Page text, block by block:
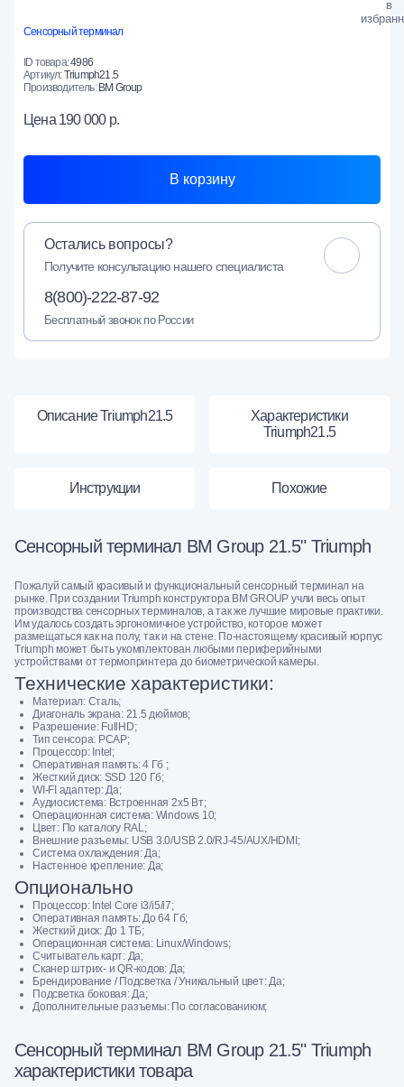
Сенсорный терминал
ID товара:4986
Артикул:Triumph21.5
Производитель: BM Group
Цена 190 000 р.
В корзину
Остались вопросы?
Получите консультацию нашего специалиста
8(800)-222-87-92
Бесплатный звонок по России
Описание Triumph21.5
Характеристики
Triumph21.5
Инструкции Похожие
Сенсорный терминал BM Group 21.5" Triumph
Пожалуй самый красивый и функциональный сенсорный терминал на
рынке. При создании Triumph конструктора BM GROUP учли весь опыт
производства сенсорных терминалов, а так же лучшие мировые практики.
Им удалось создать эргономичное устройство, которое может
размещаться как на полу, так и на стене. По-настоящему красивый корпус
Triumph может быть укомплектован любыми периферийными
устройствами от термопринтера до биометрической камеры.
Технические характеристики:
Материал: Сталь;
Диагональ экрана: 21.5 дюймов;
Разрешение: FullHD;
Тип сенсора: PCAP;
Процессор: Intel;
Оперативная память: 4 Гб ;
Жесткий диск: SSD 120 Гб;
WI-FI адаптер: Да;
Аудиосистема: Встроенная 2х5 Вт;
Операционная система: Windows 10;
Цвет: По каталогу RAL;
Внешние разъемы: USB 3.0/USB 2.0/RJ-45/AUX/HDMI;
Система охлаждения: Да;
Настенное крепление: Да;
Опционально
Процессор: Intel Core i3/i5/i7;
Оперативная память: До 64 Гб;
Жесткий диск: До 1 ТБ;
Операционная система: Linux/Windows;
Считыватель карт: Да;
Сканер штрих- и QR-кодов: Да;
Брендирование / Подсветка / Уникальный цвет: Да;
Подсветка боковая: Да;
Дополнительные разъемы: По согласованиюм;
Сенсорный терминал BM Group 21.5" Triumph
характеристики товара